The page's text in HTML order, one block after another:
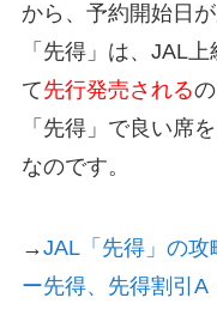
から、予約開始日が
「先得」は、JAL
て先行発売されるの
「先得」で良い席
なのです。
→JAL「先得」の
ー先得、先得割引A